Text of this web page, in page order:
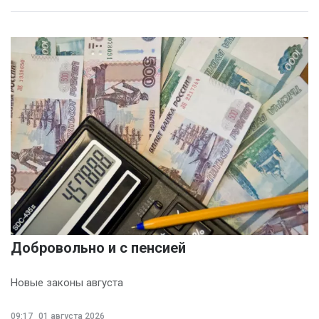
Вадим Большаков
(3)
Никита Бобриков
(3)
Попков Дмитрий
(3)
Василина Куклина
(2)
Галина Келехсаева
(2)
Евгений Сивайкин
Добровольно и с пенсией
Новые законы августа
09:17 01 августа 2026